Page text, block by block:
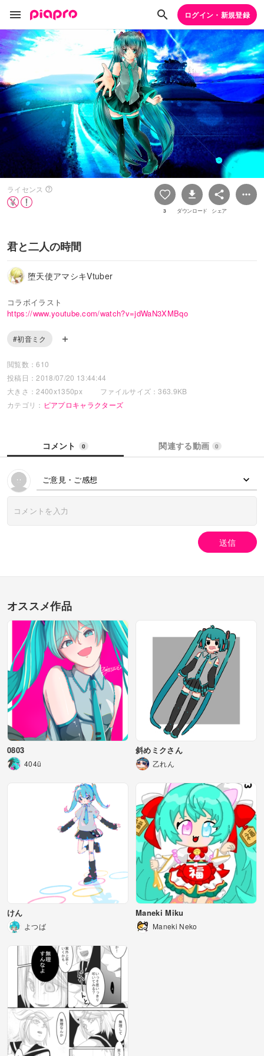
ログイン・新規登録
ライセンス
3 ダウンロード シェア
君と二人の時間
堕天使アマシキVtuber
コラボイラスト
https://www.youtube.com/watch?v=jdWaN3XMBqo
#初音ミク
閲覧数：610
投稿日：2018/07/20 13:44:44
大きさ：2400x1350px
ファイルサイズ：363.9KB
カテゴリ： ピアプロキャラクターズ
コメント 0 関連する動画 0
ご意見・ご感想
送信
オススメ作品
0803
404ü
斜めミクさん
乙れん
けん
よつば
Maneki Miku
Maneki Neko